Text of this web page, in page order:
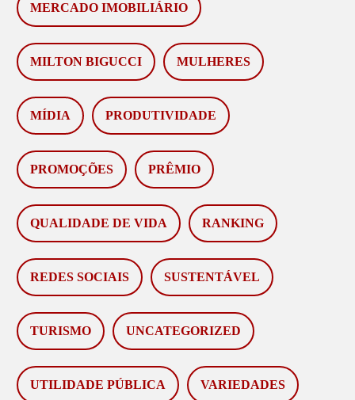
MERCADO IMOBILIÁRIO
MILTON BIGUCCI MULHERES
MÍDIA PRODUTIVIDADE
PROMOÇÕES PRÊMIO
QUALIDADE DE VIDA RANKING
REDES SOCIAIS SUSTENTÁVEL
TURISMO UNCATEGORIZED
UTILIDADE PÚBLICA VARIEDADES